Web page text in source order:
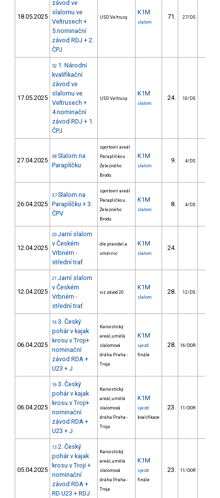
18.05.2025
závod ve
slalomu ve
Veltrusech +
5.nominační
závod RDJ + 2.
ČPJ
USD Veltrusy
K1M
slalom
71. 27/DS
17.05.2025
52 1. Národní
kvalifikační
závod ve
slalomu ve
Veltrusech +
4.nominační
závod RDJ + 1.
ČPJ
USD Veltrusy
K1M
slalom
24. 10/DS
27.04.2025 38 Slalom na
Paraplíčku
sportovní areál
Paraplíčko u
Železného
Brodu
K1M
slalom
9. 4/DS
26.04.2025
37 Slalom na
Paraplíčku + 3.
ČPV
sportovní areál
Paraplíčko u
Železného
Brodu
K1M
slalom
8. 4/DS
12.04.2025
20 Jarní slalom
v Českém
Vrbném -
střední trať
dle pravidel a
směrnic
K1M
slalom
24.
12.04.2025
21 Jarní slalom
v Českém
Vrbném -
střední trať
viz závod 20
K1M
slalom
28. 12/DS
06.04.2025
16 3. Český
pohár v kajak
krosu v Troji+
nominační
závod RDA +
U23 + J
Kanoistický
areál, umělá
slalomová
dráha Praha -
Troja
K1M
sjezd
finále
28. 16/DOR
06.04.2025
16 3. Český
pohár v kajak
krosu v Troji+
nominační
závod RDA +
U23 + J
Kanoistický
areál, umělá
slalomová
dráha Praha -
Troja
K1M
sjezd
kvalifikace
23. 11/DOR
05.04.2025
13 2. Český
pohár v kajak
krosu v Troji +
nominační
závod RDA +
RD U23 + RDJ
Kanoistický
areál, umělá
slalomová
dráha Praha -
Troja
K1M
sjezd
finále
23. 11/DOR